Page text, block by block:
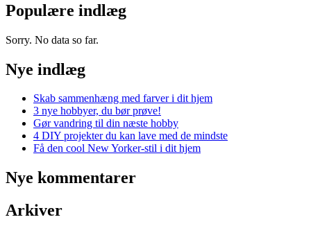
Populære indlæg
Sorry. No data so far.
Nye indlæg
Skab sammenhæng med farver i dit hjem
3 nye hobbyer, du bør prøve!
Gør vandring til din næste hobby
4 DIY projekter du kan lave med de mindste
Få den cool New Yorker-stil i dit hjem
Nye kommentarer
Arkiver